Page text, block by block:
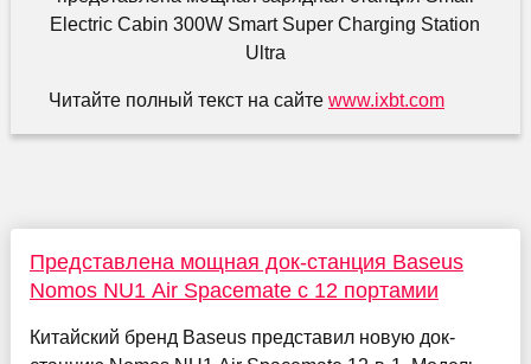
Читайте полный текст на сайте www.ixbt.com
Представлена мощная док-станция Baseus
Nomos NU1 Air Spacemate с 12 портамии
Китайский бренд Baseus представил новую док-